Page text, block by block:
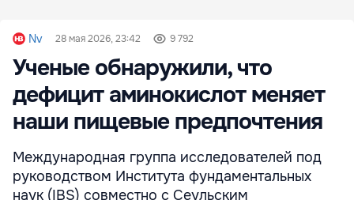
Nv 28 мая 2026, 23:42 9 792
Ученые обнаружили, что
дефицит аминокислот меняет
наши пищевые предпочтения
Международная группа исследователей под
руководством Института фундаментальных
наук (IBS) совместно с Сеульским